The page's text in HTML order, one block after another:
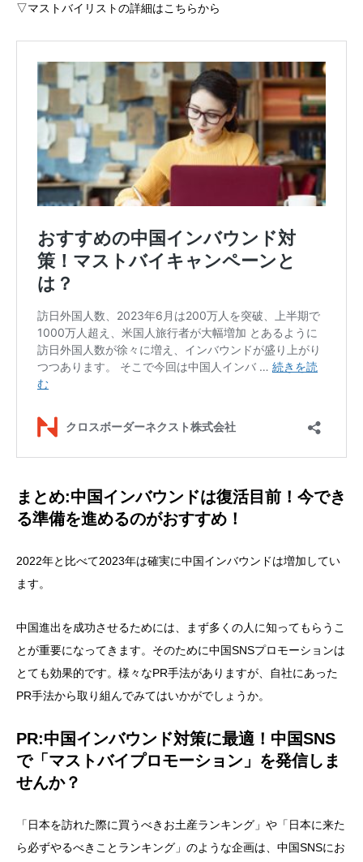
▽マストバイリストの詳細はこちらから
まとめ:中国インバウンドは復活目前！今でき
る準備を進めるのがおすすめ！
2022年と比べて2023年は確実に中国インバウンドは増加してい
ます。
中国進出を成功させるためには、まず多くの人に知ってもらうこ
とが重要になってきます。そのために中国SNSプロモーションは
とても効果的です。様々なPR手法がありますが、自社にあった
PR手法から取り組んでみてはいかがでしょうか。
PR:中国インバウンド対策に最適！中国SNS
で「マストバイプロモーション」を発信しま
せんか？
「日本を訪れた際に買うべきお土産ランキング」や「日本に来た
ら必ずやるべきことランキング」のような企画は、中国SNSにお